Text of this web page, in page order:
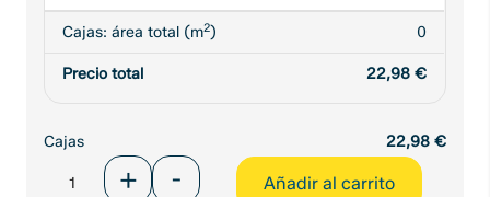
Cajas: área total (m2) 0
Precio total 22,98 €
Cajas 22,98 €
Porcelánico
Halley
+ - Añadir al carrito